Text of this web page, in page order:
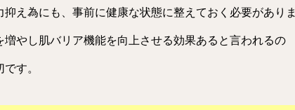
え為にも、事前に健康な状態に整えておく必要がありま
やし肌バリア機能を向上させる効果あると言われるの
す。